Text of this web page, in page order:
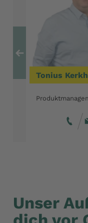
Tonius
Zum
Unser